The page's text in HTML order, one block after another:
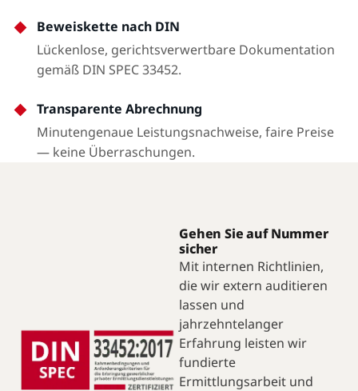
Beweiskette nach DIN
Lückenlose, gerichtsverwertbare Dokumentation
gemäß DIN SPEC 33452.
Transparente Abrechnung
Minutengenaue Leistungsnachweise, faire Preise
— keine Überraschungen.
Gehen Sie auf Nummer
sicher
Mit internen Richtlinien,
die wir extern auditieren
lassen und
jahrzehntelanger
Erfahrung leisten wir
fundierte
Ermittlungsarbeit und